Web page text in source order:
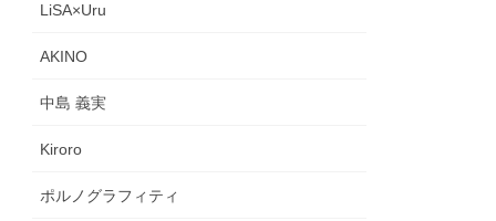
LiSA×Uru
AKINO
中島 義実
Kiroro
ポルノグラフィティ